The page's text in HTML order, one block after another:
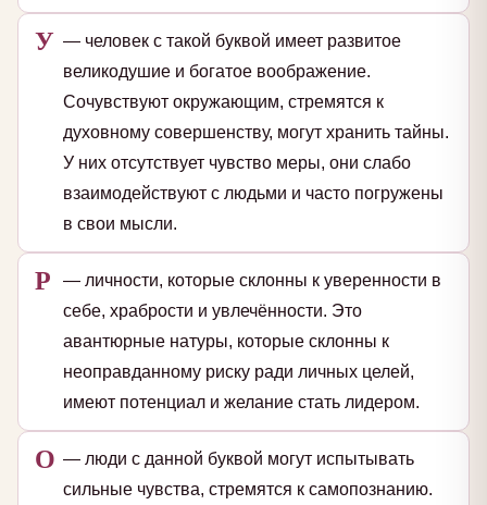
У — человек с такой буквой имеет развитое
великодушие и богатое воображение.
Сочувствуют окружающим, стремятся к
духовному совершенству, могут хранить тайны.
У них отсутствует чувство меры, они слабо
взаимодействуют с людьми и часто погружены
в свои мысли.
Р
— личности, которые склонны к уверенности в
себе, храбрости и увлечённости. Это
авантюрные натуры, которые склонны к
неоправданному риску ради личных целей,
имеют потенциал и желание стать лидером.
О — люди с данной буквой могут испытывать
сильные чувства, стремятся к самопознанию.